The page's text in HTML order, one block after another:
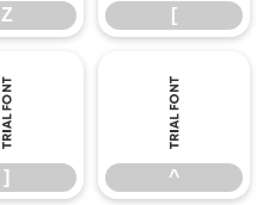
Z [
]
]
^
^